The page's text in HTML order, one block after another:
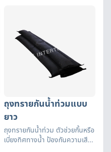
ถุงทรายกันน้ำท่วมแบบ
ยาว
ถุงทรายกันน้ำท่วม ตัวช่วยกั้นหรือ
เบี่ยงทิศทางน้ำ ป้องกันความเสีย